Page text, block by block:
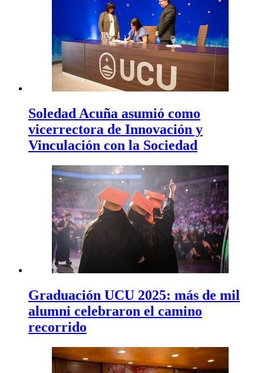
Soledad Acuña asumió como
vicerrectora de Innovación y
Vinculación con la Sociedad
Graduación UCU 2025: más de mil
alumni celebraron el camino
recorrido